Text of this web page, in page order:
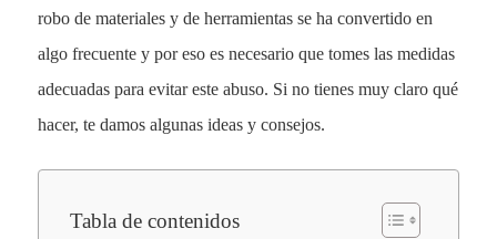
robo de materiales y de herramientas se ha convertido en
algo frecuente y por eso es necesario que tomes las medidas
adecuadas para evitar este abuso. Si no tienes muy claro qué
hacer, te damos algunas ideas y consejos.
Tabla de contenidos